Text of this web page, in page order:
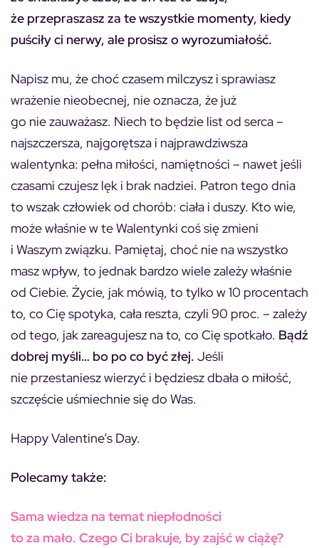
że przepraszasz za te wszystkie momenty, kiedy
puściły ci nerwy, ale prosisz o wyrozumiałość.
Napisz mu, że choć czasem milczysz i sprawiasz
wrażenie nieobecnej, nie oznacza, że już
go nie zauważasz. Niech to będzie list od serca –
najszczersza, najgorętsza i najprawdziwsza
walentynka: pełna miłości, namiętności – nawet jeśli
czasami czujesz lęk i brak nadziei. Patron tego dnia
to wszak człowiek od chorób: ciała i duszy. Kto wie,
może właśnie w te Walentynki coś się zmieni
i Waszym związku. Pamiętaj, choć nie na wszystko
masz wpływ, to jednak bardzo wiele zależy właśnie
od Ciebie. Życie, jak mówią, to tylko w 10 procentach
to, co Cię spotyka, cała reszta, czyli 90 proc. – zależy
od tego, jak zareagujesz na to, co Cię spotkało. Bądź
dobrej myśli… bo po co być złej. Jeśli
nie przestaniesz wierzyć i będziesz dbała o miłość,
szczęście uśmiechnie się do Was.
Happy Valentine’s Day.
Polecamy także:
Sama wiedza na temat niepłodności
to za mało. Czego Ci brakuje, by zajść w ciążę?